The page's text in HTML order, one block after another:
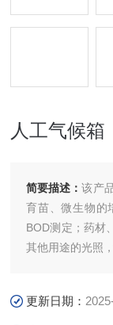
人工气候箱
简要描述：该产
育苗、微生物的
BOD测定；药材
其他用途的光照
更新日期：